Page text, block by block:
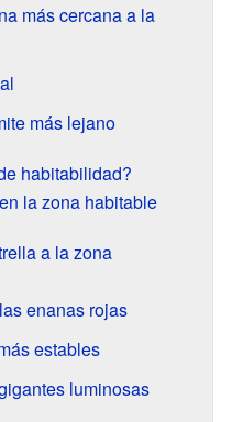
más cercana a la
más lejano
habitabilidad?
la zona habitable
a la zona
enanas rojas
estables
luminosas